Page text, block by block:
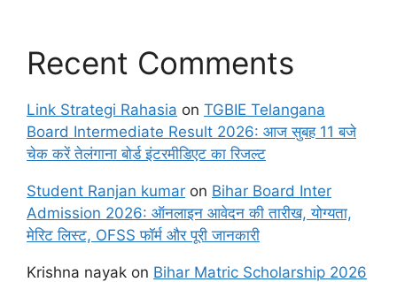
Recent Comments
Link Strategi Rahasia on TGBIE Telangana
Board Intermediate Result 2026: आज सुबह 11 बजे
चेक करें तेलंगाना बोर्ड इंटरमीडिएट का रिजल्ट
Student Ranjan kumar on Bihar Board Inter
Admission 2026: ऑनलाइन आवेदन की तारीख, योग्यता,
मेरिट लिस्ट, OFSS फॉर्म और पूरी जानकारी
Krishna nayak on Bihar Matric Scholarship 2026